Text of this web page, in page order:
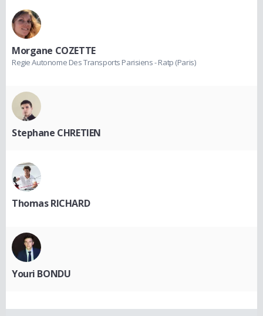
Morgane COZETTE
Regie Autonome Des Transports Parisiens - Ratp (Paris)
Stephane CHRETIEN
Thomas RICHARD
Youri BONDU